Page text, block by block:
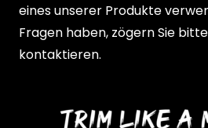
eines unserer Produkte
Fragen haben, zögern Sie
kontaktieren.